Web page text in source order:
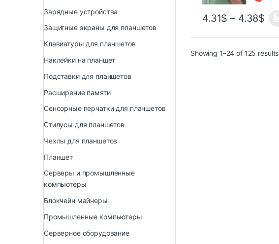
4.31$ – 4.38$
Showing 1–24 of 125 results
Зарядные устройства
Защитные экраны для планшетов
Клавиатуры для планшетов
Наклейки на планшет
Подставки для планшетов
Расширение памяти
Сенсорные перчатки для планшетов
Стилусы для планшетов
Чехлы для планшетов
Планшет
Серверы и промышленные
компьютеры
Блокчейн майнеры
Промышленные компьютеры
Серверное оборудование